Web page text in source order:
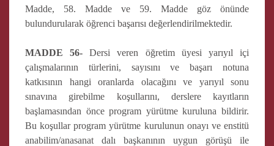
Madde, 58. Madde ve 59. Madde göz önünde
bulundurularak öğrenci başarısı değerlendirilmektedir.
MADDE 56- Dersi veren öğretim üyesi yarıyıl içi
çalışmalarının türlerini, sayısını ve başarı notuna
katkısının hangi oranlarda olacağını ve yarıyıl sonu
sınavına girebilme koşullarını, derslere kayıtların
başlamasından önce program yürütme kuruluna bildirir.
Bu koşullar program yürütme kurulunun onayı ve enstitü
anabilim/anasanat dalı başkanının uygun görüşü ile